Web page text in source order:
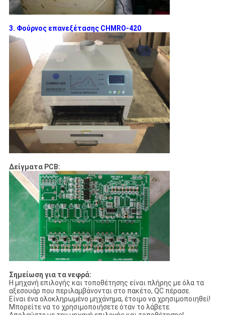
3. Φούρνος επανεξέτασης CHMRO-420
Δείγματα PCB:
Σημείωση για τα νεφρά:
Η μηχανή επιλογής και τοποθέτησης είναι πλήρης με όλα τα
αξεσουάρ που περιλαμβάνονται στο πακέτο, QC πέρασε.
Είναι ένα ολοκληρωμένο μηχάνημα, έτοιμο να χρησιμοποιηθεί!
Μπορείτε να το χρησιμοποιήσετε όταν το λάβετε.